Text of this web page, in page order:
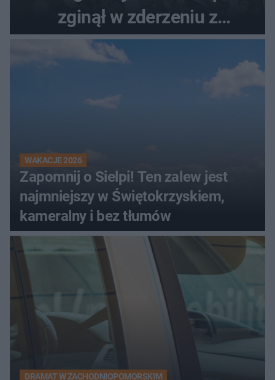
zginął w zderzeniu z
kombajnem
WAKACJE 2026
Zapomnij o Sielpi! Ten zalew jest
najmniejszy w Świętokrzyskiem,
kameralny i bez tłumów
DRAMAT W ZACHODNIOPOMORSKIM